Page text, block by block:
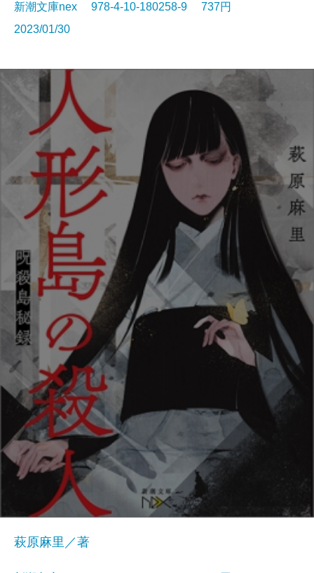
新潮文庫nex 978-4-10-180258-9 737円
2023/01/30
萩原麻里／著